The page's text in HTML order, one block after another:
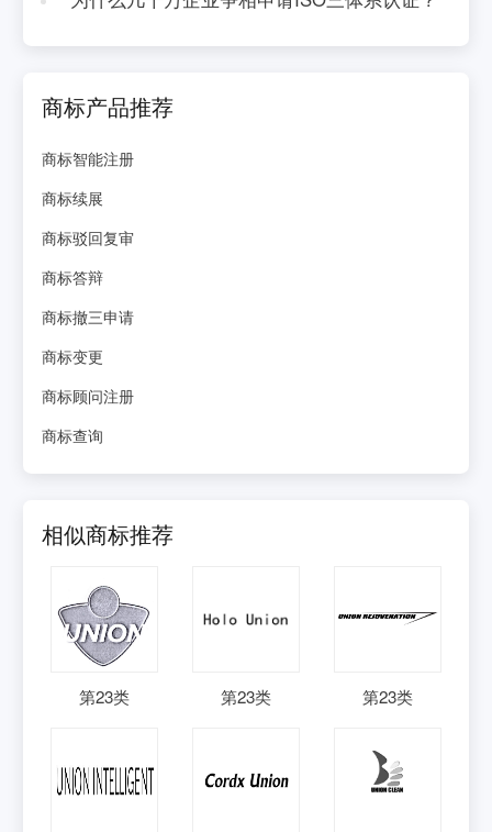
商标产品推荐
商标智能注册
商标续展
商标驳回复审
商标答辩
商标撤三申请
商标变更
商标顾问注册
商标查询
相似商标推荐
第23类 第23类 第23类